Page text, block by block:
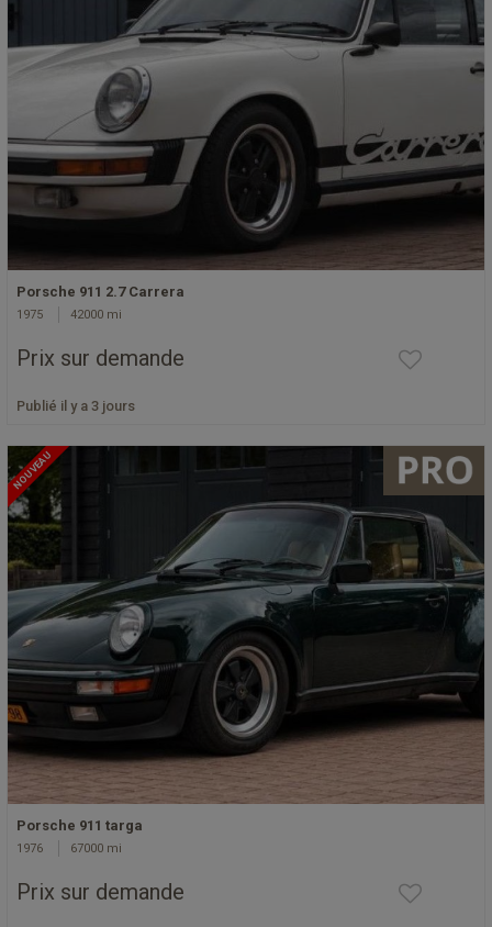
Porsche 911 2.7 Carrera
1975 42000 mi
Prix sur demande
Publié il y a 3 jours
NOUVEAU
Porsche 911 targa
1976 67000 mi
Prix sur demande